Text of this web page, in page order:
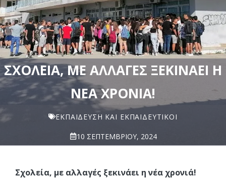
ΣΧΟΛΕΊΑ, ΜΕ ΑΛΛΑΓΈΣ ΞΕΚΙΝΆΕΙ Η
ΝΈΑ ΧΡΟΝΙΆ!
ΕΚΠΑΊΔΕΥΣΗ ΚΑΙ ΕΚΠΑΙΔΕΥΤΙΚΟΊ
10 ΣΕΠΤΕΜΒΡΊΟΥ, 2024
Σχολεία, με αλλαγές ξεκινάει η νέα χρονιά!